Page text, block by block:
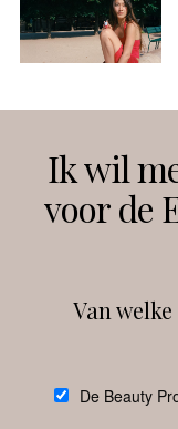
Instagram
Ik wil
voor de
Van
De Beauty